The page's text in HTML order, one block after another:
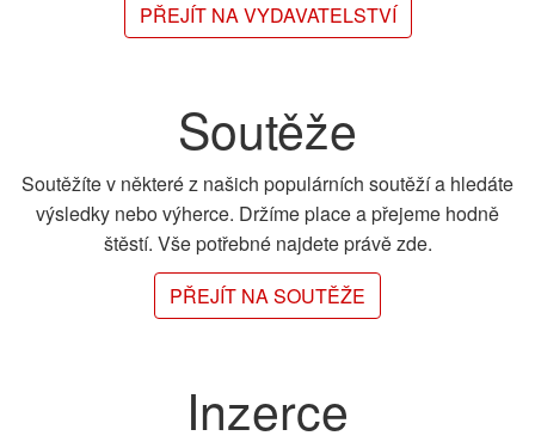
PŘEJÍT NA VYDAVATELSTVÍ
Soutěže
Soutěžíte v některé z našich populárních soutěží a hledáte
výsledky nebo výherce. Držíme place a přejeme hodně
štěstí. Vše potřebné najdete právě zde.
PŘEJÍT NA SOUTĚŽE
Inzerce